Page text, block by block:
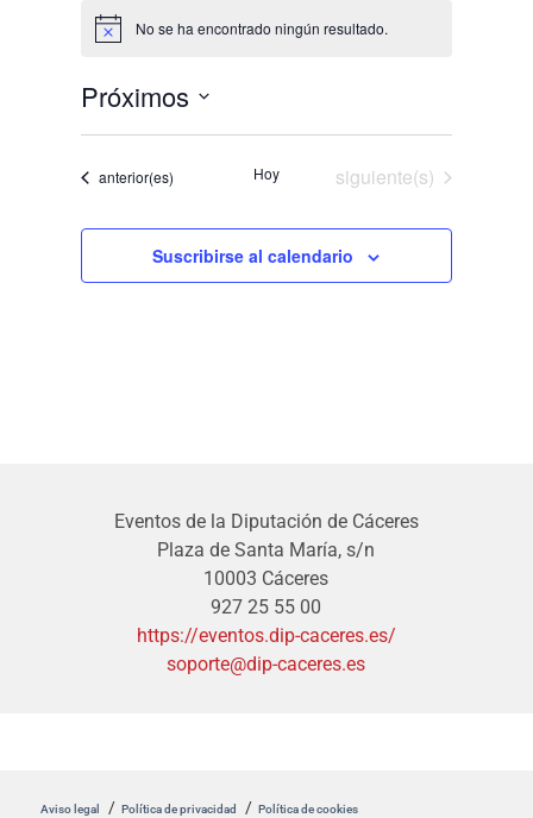
Aviso No se ha encontrado ningún resultado.
Próximos
fecha.
Eventos
anterior(es) Hoy Eventos
siguiente(s)
Suscribirse al calendario
Eventos de la Diputación de Cáceres
Plaza de Santa María, s/n
10003 Cáceres
927 25 55 00
https://eventos.dip-caceres.es/
soporte@dip-caceres.es
Aviso legal Política de privacidad Política de cookies